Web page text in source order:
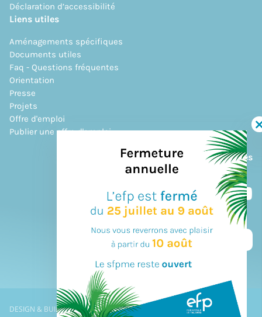
Déclaration d’accessibilité
Liens utiles
Aménagements spécifiques
Documents utiles
Faq - Questions fréquentes
Orientation
Presse
Projets
Offre d'emploi
Publier une offre d'emploi
Suivez notre actualité &
Restez informé de nos activités
JE M'ABONNE À LA NEWSLETTER
DESIGN & BUILD BY